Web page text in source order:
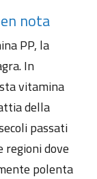
nota
PP, la
In
vitamina
della
passati
regioni dove
polenta